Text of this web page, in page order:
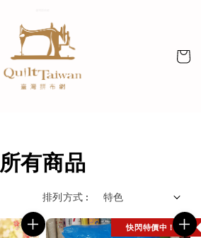
所有商品
排列方式 :
快閃特價中！